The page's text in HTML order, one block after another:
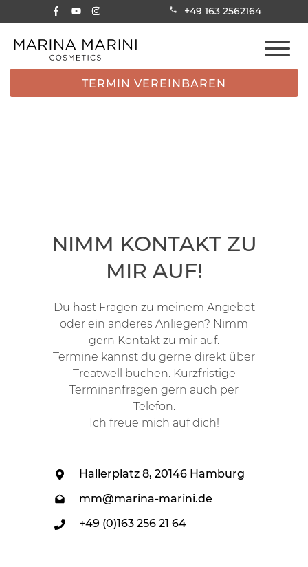
+49 163 2562164
TERMIN VEREINBAREN
NIMM KONTAKT ZU
MIR AUF!
Du hast Fragen zu meinem Angebot
oder ein anderes Anliegen? Nimm
gern Kontakt zu mir auf.
Termine kannst du gerne direkt über
Treatwell buchen. Kurzfristige
Terminanfragen gern auch per
Telefon.
Ich freue mich auf dich!
Hallerplatz 8, 20146 Hamburg
mm@marina-marini.de
+49 (0)163 256 21 64